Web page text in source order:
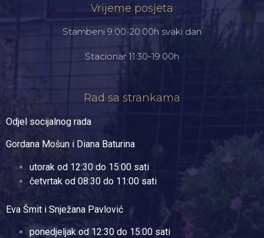
Vrijeme posjeta
Stambeni 9:00-20:00h svaki dan
Stacionar 11:30-19:00h
Rad sa strankama
Odjel socijalnog rada
Gordana Mošun i Diana Baturina
utorak od 12:30 do 15:00 sati
četvrtak od 08:30 do 11:00 sati
Eva Šmit i Snježana Pavlović
ponedjeljak od 12:30 do 15:00 sati